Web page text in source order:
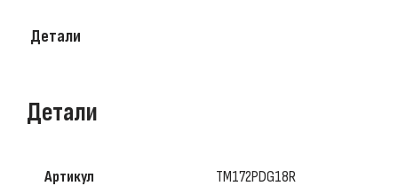
Детали
Детали
Артикул TM172PDG18R